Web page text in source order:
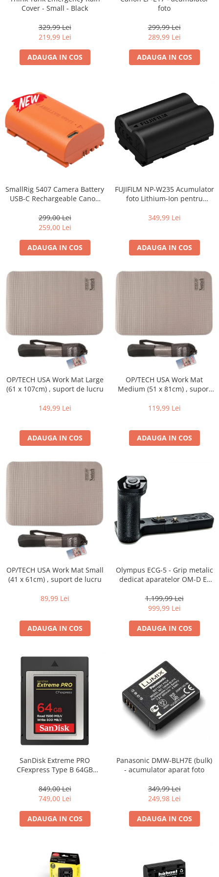
Vizor
Accesorii diverse
Cover - Small - Black
329,99 Lei
219,99 Lei
ADAUGA IN COS
foto
299,99 Lei
289,99 Lei
ADAUGA IN COS
SmallRig 5407 Camera Battery
USB-C Rechargeable Canon
299,00 Lei
259,00 Lei
ADAUGA IN COS
FUJIFILM NP-W235 Acumulator
foto Lithium-Ion pentru
349,99 Lei
ADAUGA IN COS
OP/TECH USA Work Mat Large
(61 x 107cm) , suport de lucru
149,99 Lei
ADAUGA IN COS
OP/TECH USA Work Mat
Medium (51 x 81cm) , suport
119,99 Lei
ADAUGA IN COS
OP/TECH USA Work Mat Small
(41 x 61cm) , suport de lucru
89,99 Lei
ADAUGA IN COS
Olympus ECG-5 - Grip metalic
dedicat aparatelor OM-D E-
1.199,99 Lei
999,99 Lei
ADAUGA IN COS
SanDisk Extreme PRO
CFexpress Type B 64GB
849,00 Lei
749,00 Lei
ADAUGA IN COS
Panasonic DMW-BLH7E (bulk)
- acumulator aparat foto
349,99 Lei
249,98 Lei
ADAUGA IN COS